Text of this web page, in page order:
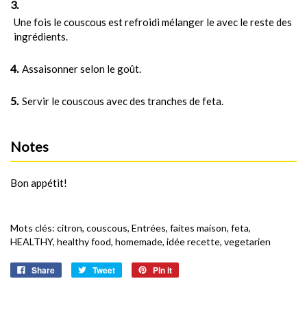
Une fois le couscous est refroidi mélanger le avec le reste des
ingrédients.
Assaisonner selon le goût.
Servir le couscous avec des tranches de feta.
Notes
Bon appétit!
Mots clés: citron, couscous, Entrées, faites maison, feta,
HEALTHY, healthy food, homemade, idée recette, vegetarien
Share Tweet Pin it